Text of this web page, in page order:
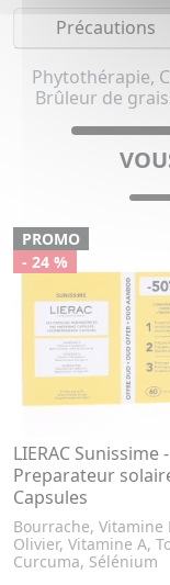
Précautions
Phytothérapie,
Brûleur de
PROMO
- 24 %
LIERAC Sunissime -
Preparateur
Capsules
Bourrache, Vitamine
Olivier, Vitamine A,
Curcuma, Sélénium